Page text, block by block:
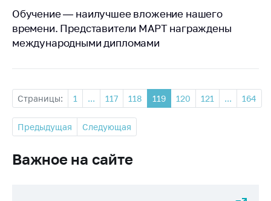
Обучение — наилучшее вложение нашего
времени. Представители МАРТ награждены
международными дипломами
Страницы: 1 ... 117 118 119 120 121 ... 164
Предыдущая Следующая
Важное на сайте